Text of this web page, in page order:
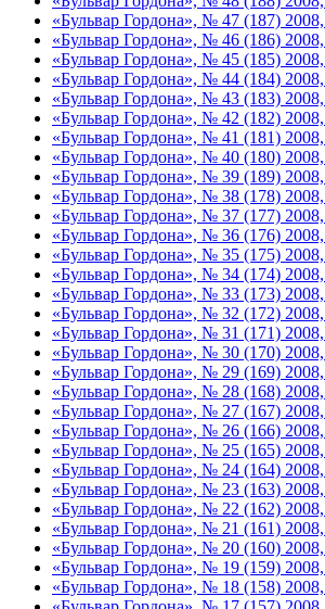
«Бульвар Гордона», № 47 (187)
«Бульвар Гордона», № 46 (186)
«Бульвар Гордона», № 45 (185)
«Бульвар Гордона», № 44 (184)
«Бульвар Гордона», № 43 (183) 2008,
«Бульвар Гордона», № 42 (182) 2008,
«Бульвар Гордона», № 41 (181) 2008,
«Бульвар Гордона», № 40 (180) 2008,
«Бульвар Гордона», № 39 (189) 2008,
«Бульвар Гордона», № 38 (178) 2008,
«Бульвар Гордона», № 37 (177) 2008,
«Бульвар Гордона», № 36 (176) 2008,
«Бульвар Гордона», № 35 (175) 2008,
«Бульвар Гордона», № 34 (174) 2008,
«Бульвар Гордона», № 33 (173) 2008,
«Бульвар Гордона», № 32 (172) 2008,
«Бульвар Гордона», № 31 (171) 2008,
«Бульвар Гордона», № 30 (170)
«Бульвар Гордона», № 29 (169)
«Бульвар Гордона», № 28 (168)
«Бульвар Гордона», № 27 (167)
«Бульвар Гордона», № 26 (166)
«Бульвар Гордона», № 25 (165)
«Бульвар Гордона», № 24 (164)
«Бульвар Гордона», № 23 (163)
«Бульвар Гордона», № 22 (162)
«Бульвар Гордона», № 21 (161)
«Бульвар Гордона», № 20 (160)
«Бульвар Гордона», № 19 (159)
«Бульвар Гордона», № 18 (158)